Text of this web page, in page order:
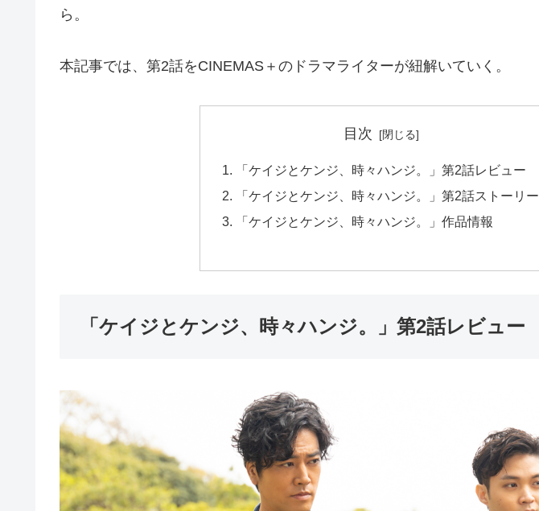
ら。
本記事では、第2話をCINEMAS＋のドラマライターが紐解いていく。
目次
「ケイジとケンジ、時々ハンジ。」第2話レビュー
「ケイジとケンジ、時々ハンジ。」第2話ストーリー
「ケイジとケンジ、時々ハンジ。」作品情報
「ケイジとケンジ、時々ハンジ。」第2話レビュー